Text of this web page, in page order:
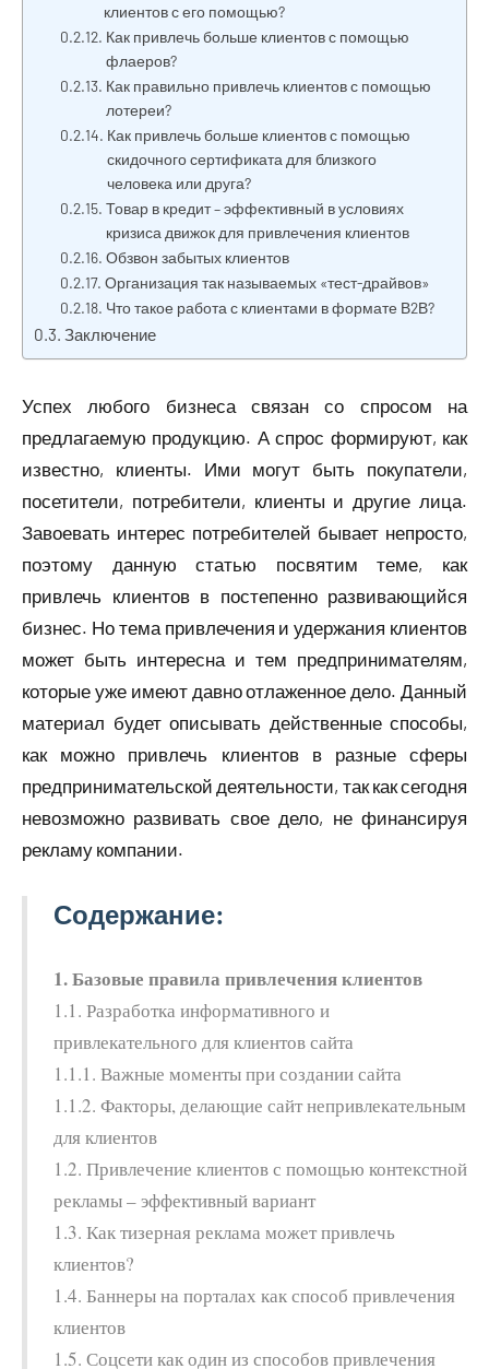
клиентов с его помощью?
Как привлечь больше клиентов с помощью
флаеров?
Как правильно привлечь клиентов с помощью
лотереи?
Как привлечь больше клиентов с помощью
скидочного сертификата для близкого
человека или друга?
Товар в кредит – эффективный в условиях
кризиса движок для привлечения клиентов
Обзвон забытых клиентов
Организация так называемых «тест-драйвов»
Что такое работа с клиентами в формате В2В?
Заключение
Успех любого бизнеса связан со спросом на
предлагаемую продукцию. А спрос формируют, как
известно, клиенты. Ими могут быть покупатели,
посетители, потребители, клиенты и другие лица.
Завоевать интерес потребителей бывает непросто,
поэтому данную статью посвятим теме, как
привлечь клиентов в постепенно развивающийся
бизнес. Но тема привлечения и удержания клиентов
может быть интересна и тем предпринимателям,
которые уже имеют давно отлаженное дело. Данный
материал будет описывать действенные способы,
как можно привлечь клиентов в разные сферы
предпринимательской деятельности, так как сегодня
невозможно развивать свое дело, не финансируя
рекламу компании.
Содержание:
1. Базовые правила привлечения клиентов
1.1. Разработка информативного и
привлекательного для клиентов сайта
1.1.1. Важные моменты при создании сайта
1.1.2. Факторы, делающие сайт непривлекательным
для клиентов
1.2. Привлечение клиентов с помощью контекстной
рекламы – эффективный вариант
1.3. Как тизерная реклама может привлечь
клиентов?
1.4. Баннеры на порталах как способ привлечения
клиентов
1.5. Соцсети как один из способов привлечения